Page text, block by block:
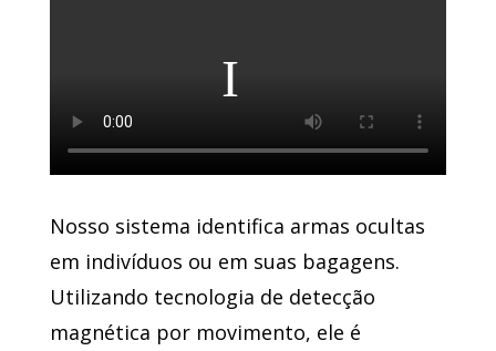
Nosso sistema identifica armas ocultas
em indivíduos ou em suas bagagens.
Utilizando tecnologia de detecção
magnética por movimento, ele é